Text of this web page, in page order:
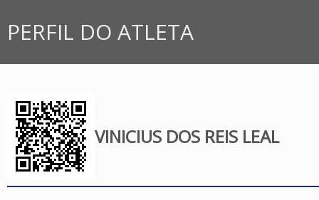
PERFIL DO ATLETA
VINICIUS DOS REIS LEAL